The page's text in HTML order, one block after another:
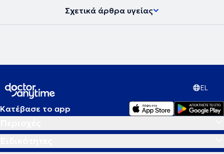
Σχετικά άρθρα υγείας
EL
Κατέβασε το app